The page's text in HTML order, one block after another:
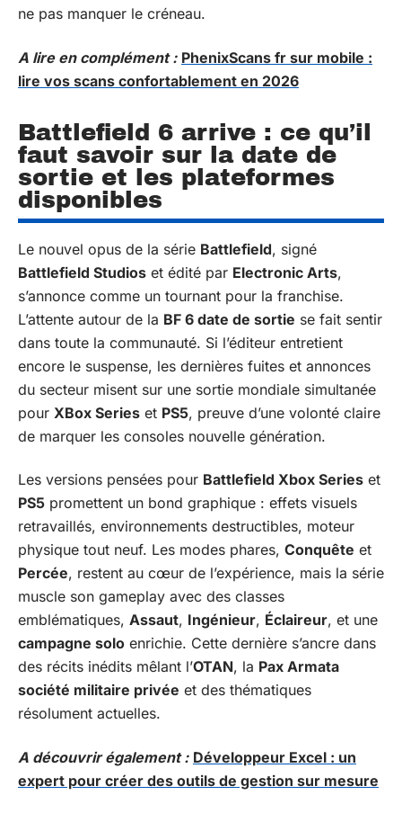
ne pas manquer le créneau.
A lire en complément : PhenixScans fr sur mobile :
lire vos scans confortablement en 2026
Battlefield 6 arrive : ce qu’il
faut savoir sur la date de
sortie et les plateformes
disponibles
Le nouvel opus de la série Battlefield, signé
Battlefield Studios et édité par Electronic Arts,
s’annonce comme un tournant pour la franchise.
L’attente autour de la BF 6 date de sortie se fait sentir
dans toute la communauté. Si l’éditeur entretient
encore le suspense, les dernières fuites et annonces
du secteur misent sur une sortie mondiale simultanée
pour XBox Series et PS5, preuve d’une volonté claire
de marquer les consoles nouvelle génération.
Les versions pensées pour Battlefield Xbox Series et
PS5 promettent un bond graphique : effets visuels
retravaillés, environnements destructibles, moteur
physique tout neuf. Les modes phares, Conquête et
Percée, restent au cœur de l’expérience, mais la série
muscle son gameplay avec des classes
emblématiques, Assaut, Ingénieur, Éclaireur, et une
campagne solo enrichie. Cette dernière s’ancre dans
des récits inédits mêlant l’OTAN, la Pax Armata
société militaire privée et des thématiques
résolument actuelles.
A découvrir également : Développeur Excel : un
expert pour créer des outils de gestion sur mesure